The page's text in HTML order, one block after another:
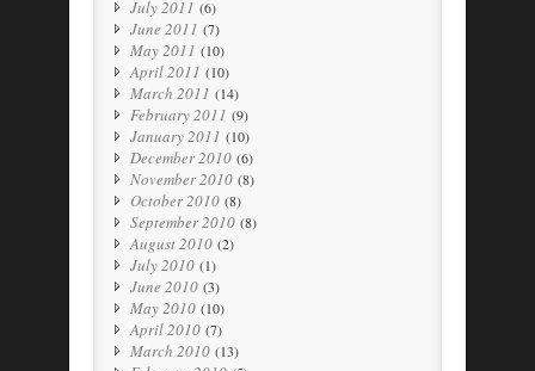
July 2011 (6)
June 2011 (7)
May 2011 (10)
April 2011 (10)
March 2011 (14)
February 2011 (9)
January 2011 (10)
December 2010 (6)
November 2010 (8)
October 2010 (8)
September 2010 (8)
August 2010 (2)
July 2010 (1)
June 2010 (3)
May 2010 (10)
April 2010 (7)
March 2010 (13)